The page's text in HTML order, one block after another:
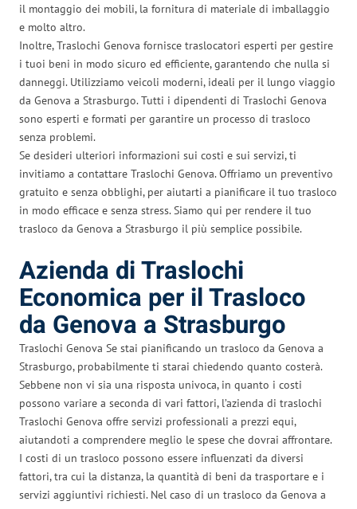
il montaggio dei mobili, la fornitura di materiale di imballaggio
e molto altro.
Inoltre, Traslochi Genova fornisce traslocatori esperti per gestire
i tuoi beni in modo sicuro ed efficiente, garantendo che nulla si
danneggi. Utilizziamo veicoli moderni, ideali per il lungo viaggio
da Genova a Strasburgo. Tutti i dipendenti di Traslochi Genova
sono esperti e formati per garantire un processo di trasloco
senza problemi.
Se desideri ulteriori informazioni sui costi e sui servizi, ti
invitiamo a contattare Traslochi Genova. Offriamo un preventivo
gratuito e senza obblighi, per aiutarti a pianificare il tuo trasloco
in modo efficace e senza stress. Siamo qui per rendere il tuo
trasloco da Genova a Strasburgo il più semplice possibile.
Azienda di Traslochi
Economica per il Trasloco
da Genova a Strasburgo
Traslochi Genova Se stai pianificando un trasloco da Genova a
Strasburgo, probabilmente ti starai chiedendo quanto costerà.
Sebbene non vi sia una risposta univoca, in quanto i costi
possono variare a seconda di vari fattori, l’azienda di traslochi
Traslochi Genova offre servizi professionali a prezzi equi,
aiutandoti a comprendere meglio le spese che dovrai affrontare.
I costi di un trasloco possono essere influenzati da diversi
fattori, tra cui la distanza, la quantità di beni da trasportare e i
servizi aggiuntivi richiesti. Nel caso di un trasloco da Genova a